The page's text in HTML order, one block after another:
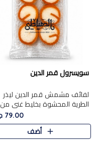
سويسرول قمر الدين
لفائف مشمش قمر الدين ليذر
الطرية المحشوة بخليط غني من
جوز الهند الأبيض والمكسرات
الفاخرة، يقدم المذاق الحلو
الطبيعي لقمر الدين و تجمع بين
79.00 جنيه
أضف